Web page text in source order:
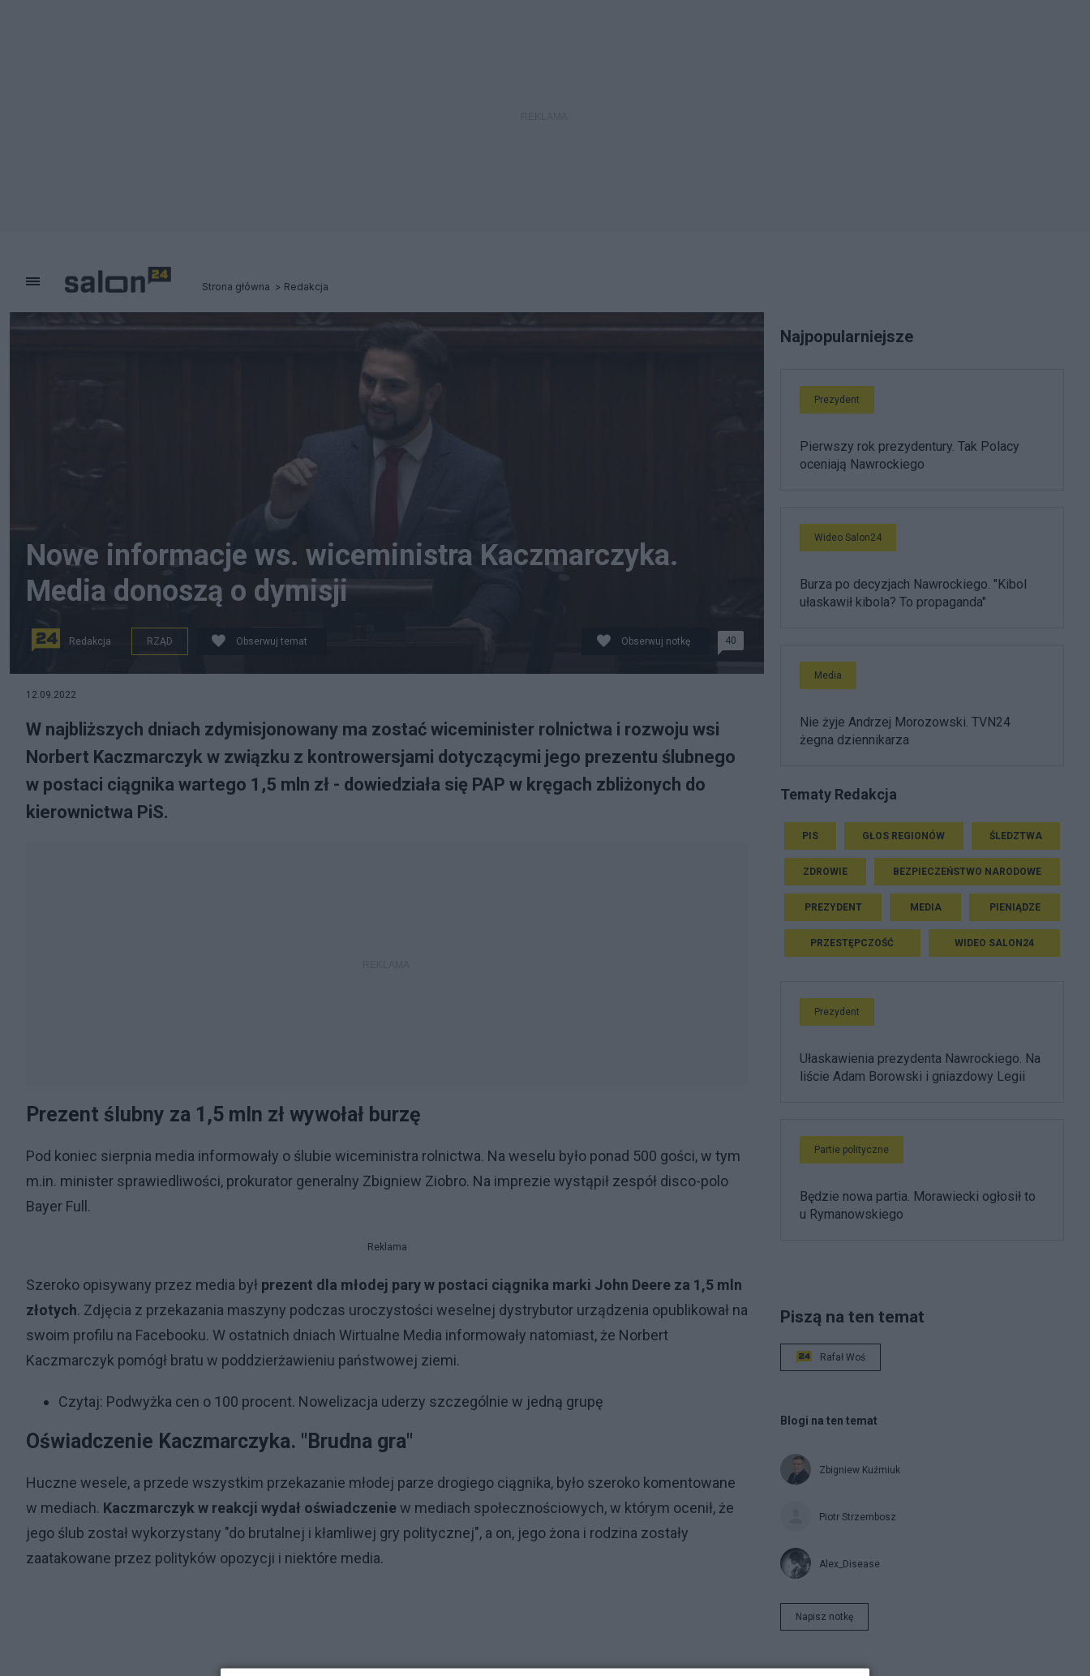
Strona główna Redakcja
Nowe informacje ws. wiceministra Kaczmarczyka.
Media donoszą o dymisji
Redakcja RZĄD Obserwuj temat Obserwuj notkę 40
12.09.2022
W najbliższych dniach zdymisjonowany ma zostać wiceminister rolnictwa i rozwoju wsi
Norbert Kaczmarczyk w związku z kontrowersjami dotyczącymi jego prezentu ślubnego
w postaci ciągnika wartego 1,5 mln zł - dowiedziała się PAP w kręgach zbliżonych do
kierownictwa PiS.
Prezent ślubny za 1,5 mln zł wywołał burzę
Pod koniec sierpnia media informowały o ślubie wiceministra rolnictwa. Na weselu było ponad 500 gości, w tym
m.in. minister sprawiedliwości, prokurator generalny Zbigniew Ziobro. Na imprezie wystąpił zespół disco-polo
Bayer Full.
Reklama
Szeroko opisywany przez media był prezent dla młodej pary w postaci ciągnika marki John Deere za 1,5 mln
złotych. Zdjęcia z przekazania maszyny podczas uroczystości weselnej dystrybutor urządzenia opublikował na
swoim profilu na Facebooku. W ostatnich dniach Wirtualne Media informowały natomiast, że Norbert
Kaczmarczyk pomógł bratu w poddzierżawieniu państwowej ziemi.
Czytaj: Podwyżka cen o 100 procent. Nowelizacja uderzy szczególnie w jedną grupę
Oświadczenie Kaczmarczyka. "Brudna gra"
Huczne wesele, a przede wszystkim przekazanie młodej parze drogiego ciągnika, było szeroko komentowane
w mediach. Kaczmarczyk w reakcji wydał oświadczeniew mediach społecznościowych, w którym ocenił, że
jego ślub został wykorzystany "do brutalnej i kłamliwej gry politycznej", a on, jego żona i rodzina zostały
zaatakowane przez polityków opozycji i niektóre media.
Najpopularniejsze
Prezydent
Pierwszy rok prezydentury. Tak Polacy
oceniają Nawrockiego
Wideo Salon24
Burza po decyzjach Nawrockiego. "Kibol
ułaskawił kibola? To propaganda"
Media
Nie żyje Andrzej Morozowski. TVN24
żegna dziennikarza
Tematy Redakcja
PIS GŁOS REGIONÓW ŚLEDZTWA
ZDROWIE BEZPIECZEŃSTWO NARODOWE
PREZYDENT MEDIA PIENIĄDZE
PRZESTĘPCZOŚĆ WIDEO SALON24
Prezydent
Ułaskawienia prezydenta Nawrockiego. Na
liście Adam Borowski i gniazdowy Legii
Partie polityczne
Będzie nowa partia. Morawiecki ogłosił to
u Rymanowskiego
Piszą na ten temat
Rafał Woś
Blogi na ten temat
Zbigniew Kuźmiuk
Piotr Strzembosz
Alex_Disease
Napisz notkę